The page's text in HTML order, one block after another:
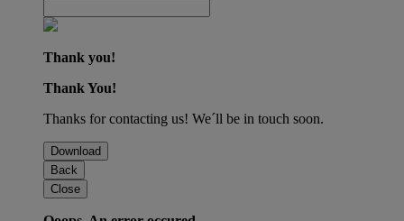
Thank you!
Thank You!
Thanks for contacting us! We´ll be in touch soon.
Download
Back
Close